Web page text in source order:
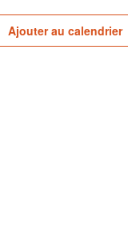
Ajouter au calendrier